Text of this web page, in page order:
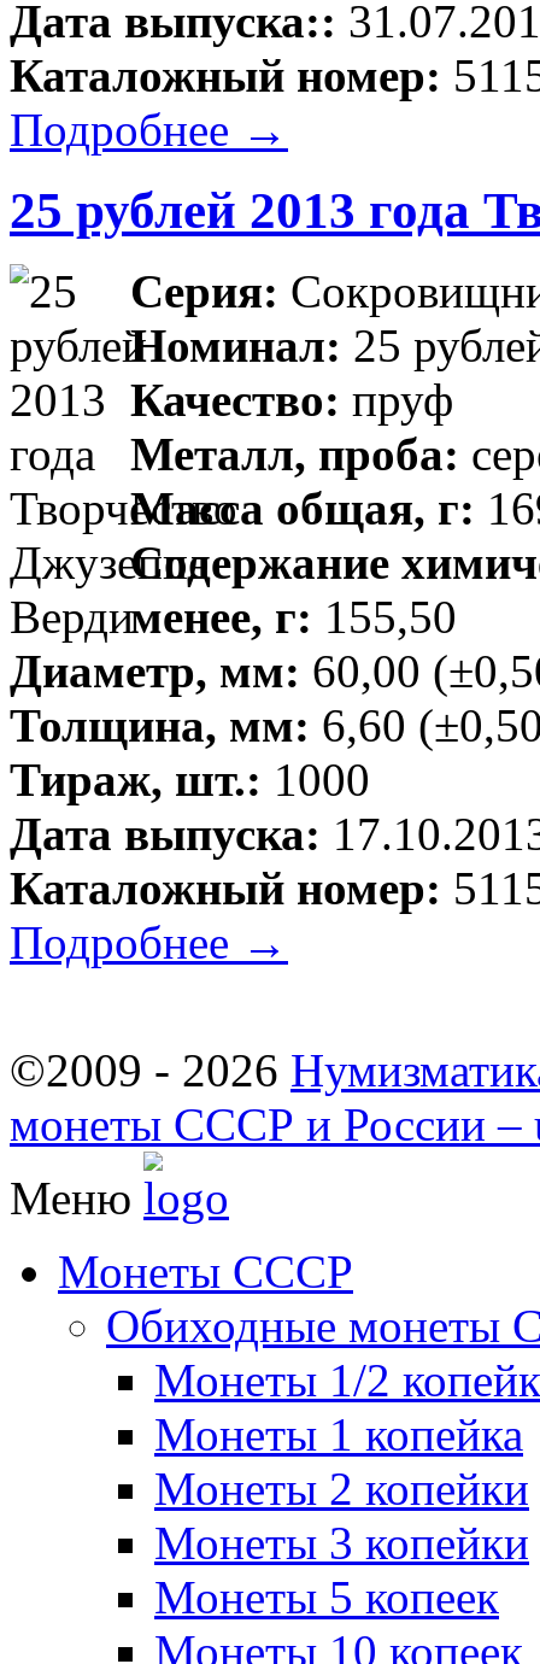
Дата выпуска::
Каталожный номер:
Подробнее →
25 рублей 2013 года
Серия:
Номинал: 25
Качество: пруф
Металл, проба:
Масса общая, г:
Содержание
менее, г: 155,50
Диаметр, мм: 60,00
Толщина, мм: 6,60
Тираж, шт.: 1000
Дата выпуска:
Каталожный номер:
Подробнее →
©2009 - 2026
монеты СССР и России –
Меню
Монеты СССР
Обиходные монеты
Монеты 1/2
Монеты 1 копейка
Монеты 2 копейки
Монеты 3 копейки
Монеты 5 копеек
Монеты 10 копеек